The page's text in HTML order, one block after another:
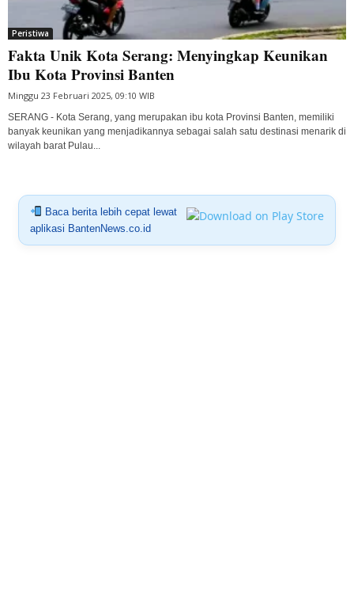
Peristiwa
Fakta Unik Kota Serang: Menyingkap Keunikan
Ibu Kota Provinsi Banten
Minggu 23 Februari 2025, 09:10 WIB
SERANG - Kota Serang, yang merupakan ibu kota Provinsi Banten, memiliki
banyak keunikan yang menjadikannya sebagai salah satu destinasi menarik di
wilayah barat Pulau...
Baca berita lebih cepat lewat
aplikasi BantenNews.co.id